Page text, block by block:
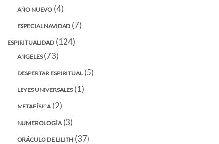
AÑO NUEVO (4)
ESPECIAL NAVIDAD (7)
ESPIRITUALIDAD (124)
ANGELES(73)
DESPERTAR ESPIRITUAL(5)
LEYES UNIVERSALES(1)
METAFÍSICA (2)
NUMEROLOGÍA (3)
ORÁCULO DE LILITH (37)